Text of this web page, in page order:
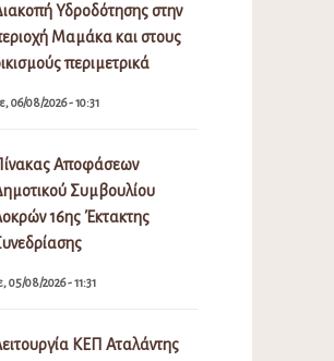
Υδροδότησης στην
Μαμάκα και στους
περιμετρικά
06/08/2026 - 10:31
Αποφάσεων
Συμβουλίου
16ης Έκτακτης
05/08/2026 - 11:31
ΚΕΠ Αταλάντης